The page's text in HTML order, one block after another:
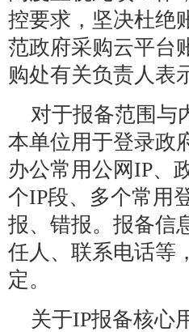
控要求，坚决杜绝
范政府采购云平台
购处有关负责人表
对于报备范围与
本单位用于登录政
办公常用公网IP、
个IP段、多个常用
报、错报。报备信
任人、联系电话等
定。
关于IP报备核心